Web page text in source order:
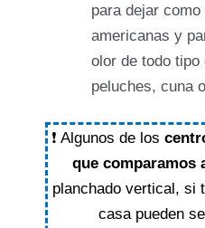
para dejar
americanas y
olor de todo
peluches, cuna
❗ Algunos de los
que comparamos
planchado vertical, si
casa pueden